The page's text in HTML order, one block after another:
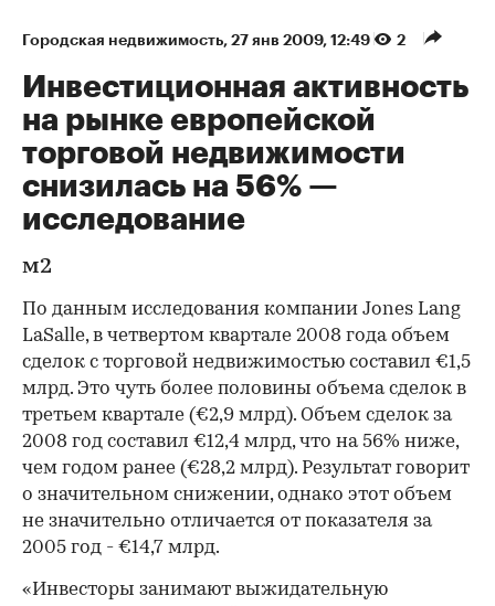
Городская недвижимость⁠, 27 янв 2009, 12:49 2
Инвестиционная активность
на рынке европейской
торговой недвижимости
снизилась на 56% —
исследование
м2
По данным исследования компании Jones Lang
LaSalle, в четвертом квартале 2008 года объем
сделок с торговой недвижимостью составил €1,5
млрд. Это чуть более половины объема сделок в
третьем квартале (€2,9 млрд). Объем сделок за
2008 год составил €12,4 млрд, что на 56% ниже,
чем годом ранее (€28,2 млрд). Результат говорит
о значительном снижении, однако этот объем
не значительно отличается от показателя за
2005 год - €14,7 млрд.
«Инвесторы занимают выжидательную